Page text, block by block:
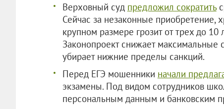
Верховный суд предложил сократить
Сейчас за незаконные приобретение,
крупном размере грозит от трех до
Законопроект снижает максимальные
убирает нижние пределы санкций.
Перед ЕГЭ мошенники начали
экзамены. Под видом сотрудников
персональным данным и банковским